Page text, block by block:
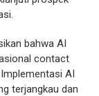
bahwa AI
contact
AI
terjangkau dan